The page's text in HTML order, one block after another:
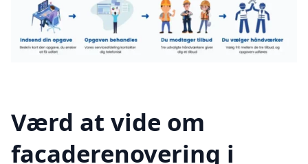
Værd at vide om
facaderenovering i